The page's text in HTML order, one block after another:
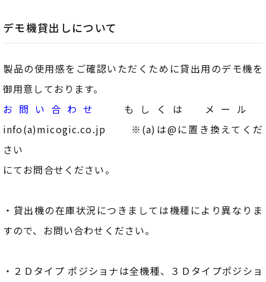
デモ機貸出しについて
製品の使用感をご確認いただくために貸出用のデモ機を
御用意しております。
お問い合わせ
もしくは メール
info(a)micogic.co.jp ※(a)は@に置き換えてくだ
さい
にてお問合せください。
・貸出機の在庫状況につきましては機種により異なりま
すので、お問い合わせください。
・２Ｄタイプ ポジショナは全機種、３Ｄタイプポジショ